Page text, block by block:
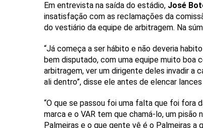
Em entrevista na saída do estádio, José
insatisfação com as reclamações da
do vestiário da equipe de arbitragem. Na
“Já começa a ser hábito e não deveria
bem disputado, com uma equipe muito boa
arbitragem, ver um dirigente deles invadir a
ali dentro”, disse ele antes de elencar
“O que se passou foi uma falta que foi fora
marca e o VAR tem que chamá-lo, um pisão
Palmeiras e o que gente vê é o Palmeiras